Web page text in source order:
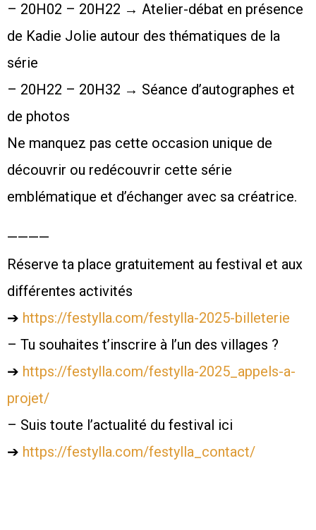
– 20H02 – 20H22 → Atelier-débat en présence
de Kadie Jolie autour des thématiques de la
série
– 20H22 – 20H32 → Séance d’autographes et
de photos
Ne manquez pas cette occasion unique de
découvrir ou redécouvrir cette série
emblématique et d’échanger avec sa créatrice.
————
Réserve ta place gratuitement au festival et aux
différentes activités
➔ https://festylla.com/festylla-2025-billeterie
– Tu souhaites t’inscrire à l’un des villages ?
➔ https://festylla.com/festylla-2025_appels-a-
projet/
– Suis toute l’actualité du festival ici
➔ https://festylla.com/festylla_contact/